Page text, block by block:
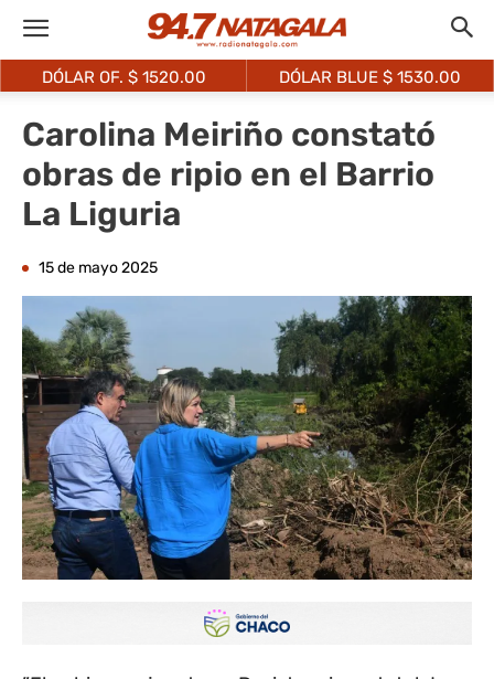
DÓLAR OF. $ 1520.00 DÓLAR BLUE $ 1530.00
Carolina Meiriño constató
obras de ripio en el Barrio
La Liguria
15 de mayo 2025